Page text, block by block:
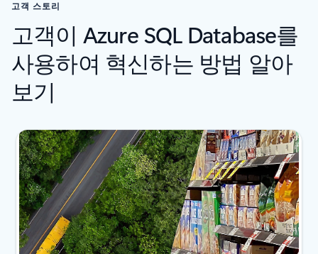
고객 스토리
고객이 Azure SQL Database를
사용하여 혁신하는 방법 알아
보기
2